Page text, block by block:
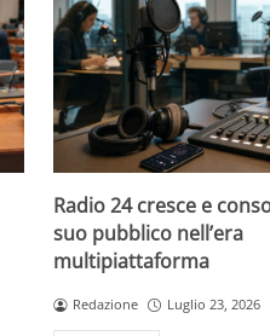
Radio 24 cresce e
suo pubblico nell’era
multipiattaforma
Redazione Luglio 23, 2026